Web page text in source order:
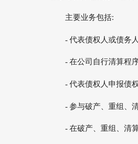
主要业务包括:
- 代表债权人或债务
- 在公司自行清算程
- 代表债权人申报债
- 参与破产、重组、
- 在破产、重组、清